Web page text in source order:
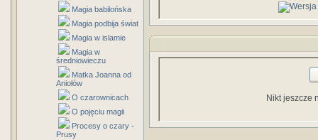
Magia babilońska
Magia podbija świat
Magia w islamie
Magia w
średniowieczu
Matka Joanna od
Aniołów
O czarownicach
O pojęciu magii
Procesy o czary -
Prusy
Nikt jeszcze